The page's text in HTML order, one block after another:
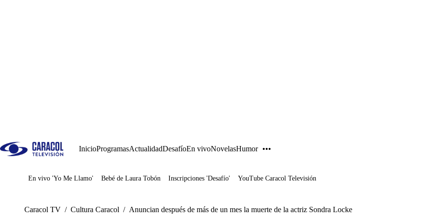
InicioProgramasActualidadDesafíoEn vivoNovelasHumor
Juegos
En vivo 'Yo Me Llamo' Bebé de Laura Tobón Inscripciones 'Desafío' YouTube Caracol Televisión
Caracol TV / Cultura Caracol / Anuncian después de más de un mes la muerte de la actriz Sondra Locke